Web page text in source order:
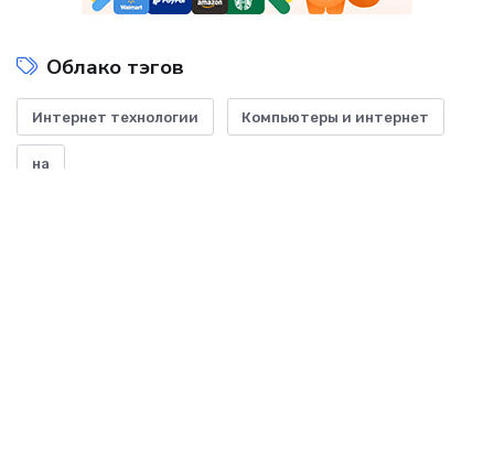
Облако тэгов
Интернет технологии Компьютеры и интернет
на